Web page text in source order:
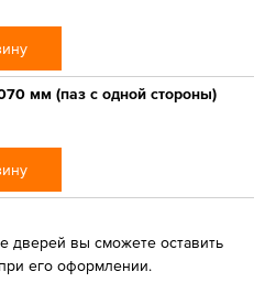
мм (паз с одной стороны)
дверей вы сможете оставить
его оформлении.